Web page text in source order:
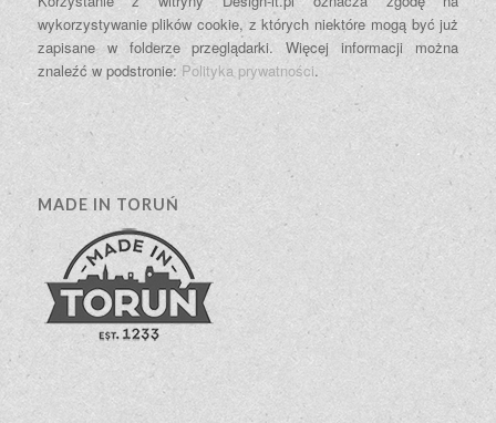
wykorzystywanie plików cookie, z których niektóre mogą być już
zapisane w folderze przeglądarki. Więcej informacji można
znaleźć w podstronie:Polityka prywatności.
MADE IN TORUŃ